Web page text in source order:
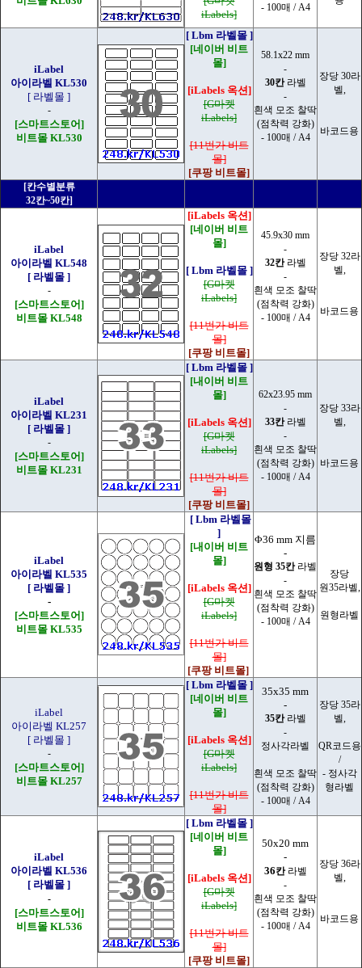
iLabels]
- 100매 / A4
iLabel
아이라벨 KL530
[ 라벨몰 ]
-
[스마트스토어]
비트몰 KL530
[ Lbm 라벨몰 ]
[네이버 비트
몰]
[iLabels 옥션]
[G마켓
iLabels]
[11번가 비트
몰]
[쿠팡 비트몰]
58.1x22 mm
-
30칸라벨
-
흰색 모조 찰딱
(점착력 강화)
- 100매 / A4
장당 30라
벨,
바코드용
[칸수별분류
32칸~50칸]
iLabel
아이라벨 KL548
[ 라벨몰 ]
-
[스마트스토어]
비트몰 KL548
[iLabels 옥션]
[네이버 비트
몰]
[ Lbm 라벨몰 ]
[G마켓
iLabels]
[11번가 비트
몰]
[쿠팡 비트몰]
45.9x30 mm
-
32칸라벨
-
흰색 모조 찰딱
(점착력 강화)
- 100매 / A4
장당 32라
벨,
바코드용
iLabel
아이라벨 KL231
[ 라벨몰 ]
-
[스마트스토어]
비트몰 KL231
[ Lbm 라벨몰 ]
[내이버 비트
몰]
[iLabels 옥션]
[G마켓
iLabels]
[11번가 비트
몰]
[쿠팡 비트몰]
62x23.95 mm
-
33칸라벨
-
흰색 모조 찰딱
(점착력 강화)
- 100매 / A4
장당 33라
벨,
바코드용
iLabel
아이라벨 KL535
[ 라벨몰 ]
-
[스마트스토어]
비트몰 KL535
[ Lbm 라벨몰
]
[내이버 비트
몰]
[iLabels 옥션]
[G마켓
iLabels]
[11번가 비트
몰]
[쿠팡 비트몰]
Φ36 mm 지름
-
원형 35칸라벨
-
흰색 모조 찰딱
(점착력 강화)
- 100매 / A4
장당
원35라벨,
원형라벨
iLabel
아이라벨 KL257
[ 라벨몰 ]
-
[스마트스토어]
비트몰 KL257
[ Lbm 라벨몰 ]
[네이버 비트
몰]
[iLabels 옥션]
[G마켓
iLabels]
[11번가 비트
몰]
35x35 mm
-
35칸라벨
-
정사각라벨
흰색 모조 찰딱
(점착력 강화)
- 100매 / A4
장당 35라
벨,
QR코드용
/
- 정사각
형라벨
iLabel
아이라벨 KL536
[ 라벨몰 ]
-
[스마트스토어]
비트몰 KL536
[ Lbm 라벨몰 ]
[네이버 비트
몰]
[iLabels 옥션]
[G마켓
iLabels]
[11번가 비트
몰]
[쿠팡 비트몰]
50x20 mm
-
36칸라벨
-
흰색 모조 찰딱
(점착력 강화)
- 100매 / A4
장당 36라
벨,
바코드용